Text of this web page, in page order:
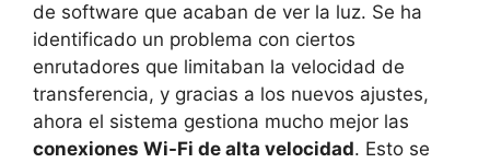
de software que acaban de ver la luz. Se ha
identificado un problema con ciertos
enrutadores que limitaban la velocidad de
transferencia, y gracias a los nuevos ajustes,
ahora el sistema gestiona mucho mejor las
conexiones Wi-Fi de alta velocidad. Esto se